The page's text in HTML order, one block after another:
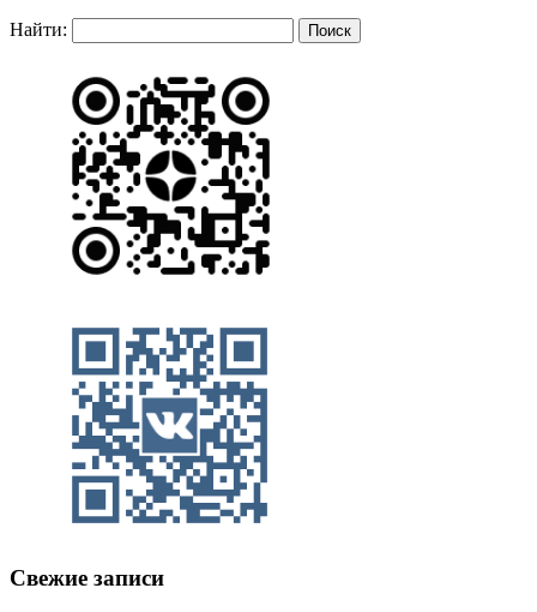
Найти:
Свежие записи